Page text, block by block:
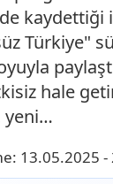
kaydettiği
Türkiye"
hale
yeni…
13.05.2025 -